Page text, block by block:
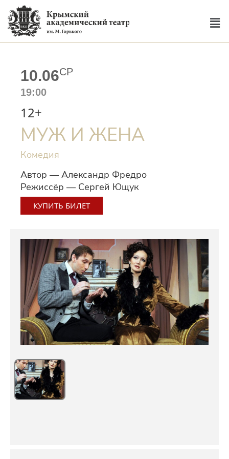
10.06СР
19:00
12+
КУПИТЬ БИЛЕТ
Автор — Александр Фредро
Режиссёр — Сергей Ющук
МУЖ И ЖЕНА
Комедия